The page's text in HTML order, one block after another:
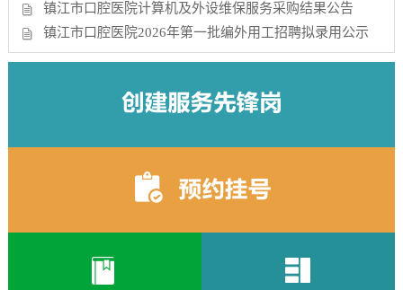
镇江市口腔医院计算机及外设维保服务采购结果公告
镇江市口腔医院2026年第一批编外用工招聘拟录用公示